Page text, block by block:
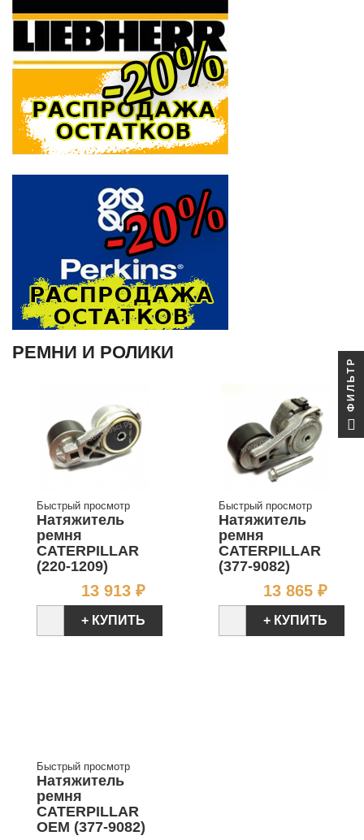
РЕМНИ И РОЛИКИ
Быстрый просмотр
Натяжитель
ремня
CATERPILLAR
(220-1209)
13 913 ₽Цена
+ КУПИТЬ
Быстрый просмотр
Натяжитель
ремня
CATERPILLAR
(377-9082)
13 865 ₽
+ КУПИТЬ
Быстрый просмотр
Натяжитель
ремня
CATERPILLAR
OEM (377-9082)
ФИЛЬТР